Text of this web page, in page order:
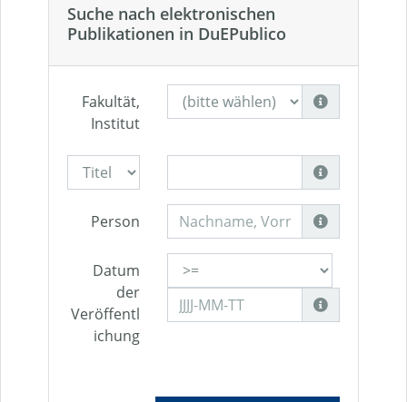
Suche nach elektronischen
Publikationen in DuEPublico
Fakultät,
Institut
Person
Datum
der
Veröffentl
ichung